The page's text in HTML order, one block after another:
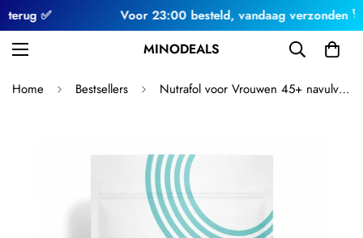
✅ Voor 23:00 besteld, vandaag verzonden 🚀
MINODEALS
Home Bestsellers Nutrafol voor Vrouwen 45+ navulverpakking (120 capsules)